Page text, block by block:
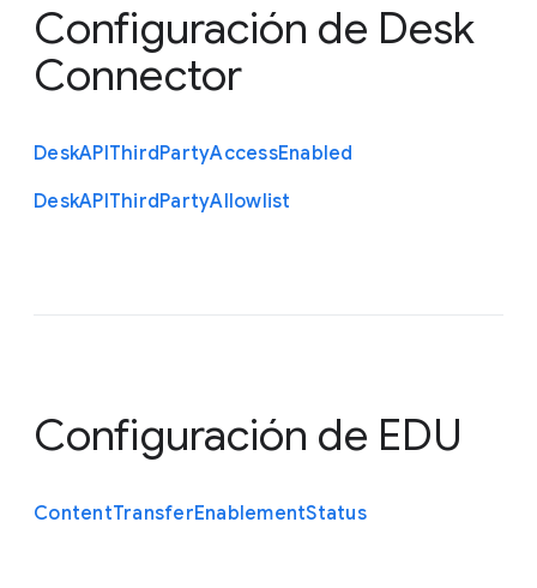
Configuración de Desk
Connector
DeskAPIThirdPartyAccessEnabled
DeskAPIThirdPartyAllowlist
Configuración de EDU
ContentTransferEnablementStatus